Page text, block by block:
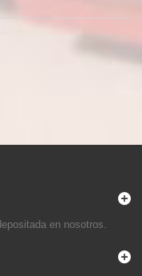
en nosotros.